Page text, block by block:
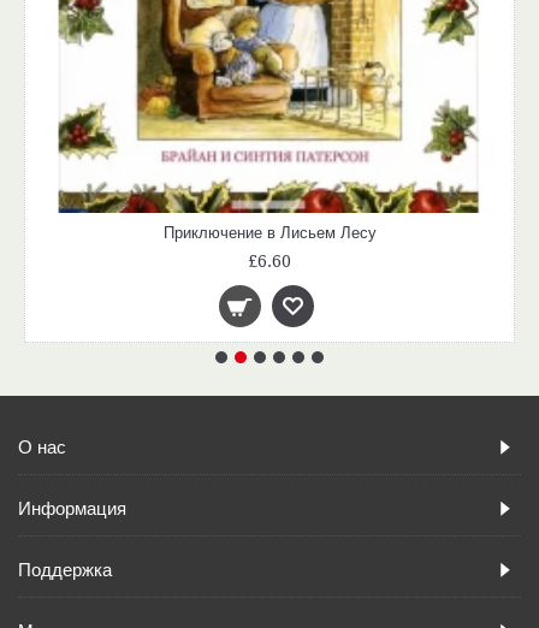
Приключение в Лисьем Лесу
£6.60
О нас
Информация
Поддержка